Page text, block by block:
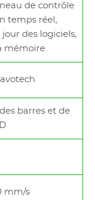
de contrôle
temps réel,
des logiciels,
mémoire
barres et de
mm/s